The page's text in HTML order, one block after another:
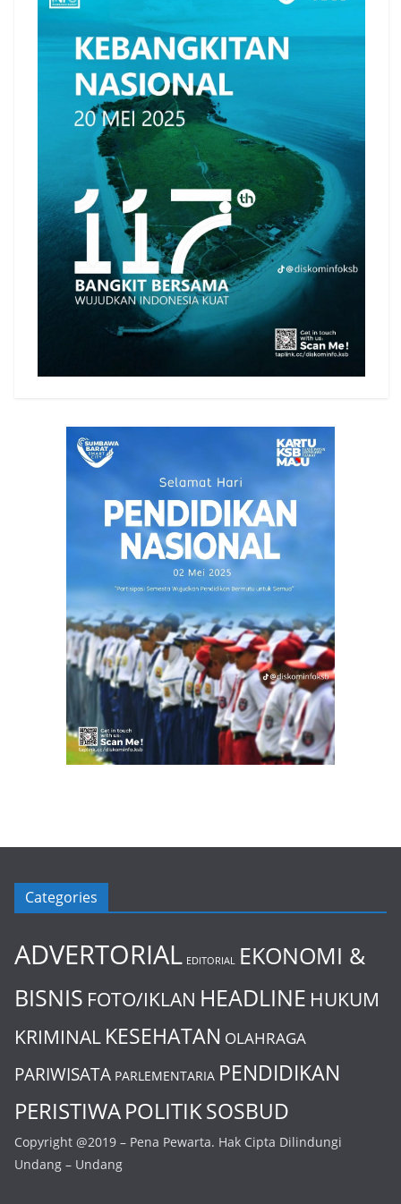
Categories
ADVERTORIAL EDITORIAL EKONOMI &
BISNIS FOTO/IKLAN HEADLINE HUKUM
KRIMINAL KESEHATAN OLAHRAGA
PARIWISATA PARLEMENTARIA PENDIDIKAN
PERISTIWAPOLITIKSOSBUD
Copyright @2019 – Pena Pewarta. Hak Cipta Dilindungi
Undang – Undang